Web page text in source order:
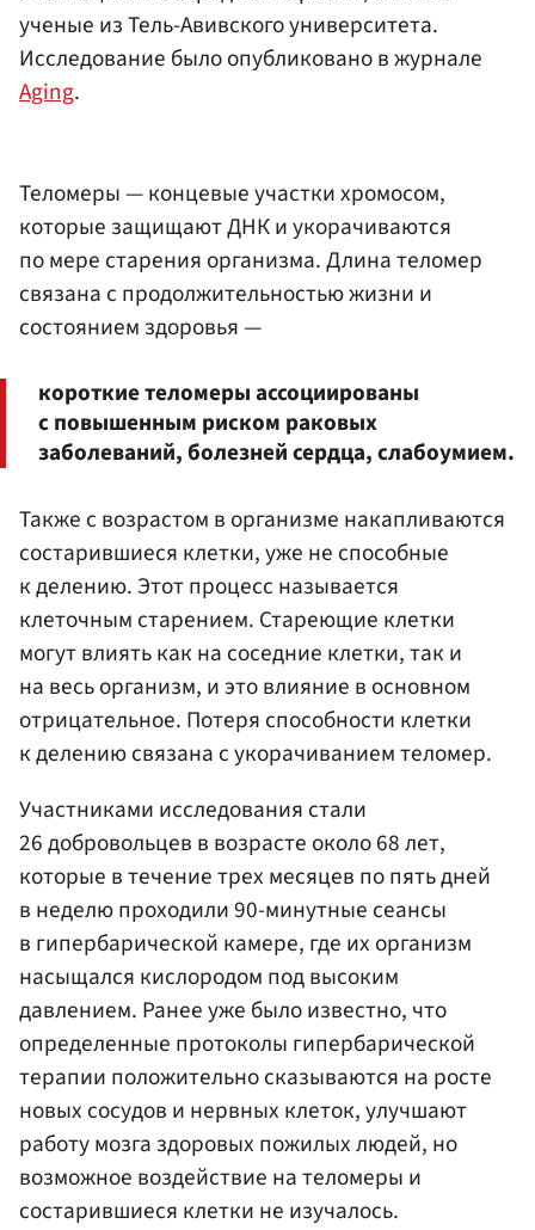
ученые из Тель-Авивского университета.
Исследование было опубликовано в журнале
Aging.
Теломеры — концевые участки хромосом,
которые защищают ДНК и укорачиваются
по мере старения организма. Длина теломер
связана с продолжительностью жизни и
состоянием здоровья —
короткие теломеры ассоциированы
с повышенным риском раковых
заболеваний, болезней сердца, слабоумием.
Также с возрастом в организме накапливаются
состарившиеся клетки, уже не способные
к делению. Этот процесс называется
клеточным старением. Стареющие клетки
могут влиять как на соседние клетки, так и
на весь организм, и это влияние в основном
отрицательное. Потеря способности клетки
к делению связана с укорачиванием теломер.
Участниками исследования стали
26 добровольцев в возрасте около 68 лет,
которые в течение трех месяцев по пять дней
в неделю проходили 90-минутные сеансы
в гипербарической камере, где их организм
насыщался кислородом под высоким
давлением. Ранее уже было известно, что
определенные протоколы гипербарической
терапии положительно сказываются на росте
новых сосудов и нервных клеток, улучшают
работу мозга здоровых пожилых людей, но
возможное воздействие на теломеры и
состарившиеся клетки не изучалось.